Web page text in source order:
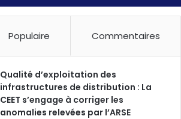
Populaire Commentaires
Qualité d’exploitation des
infrastructures de distribution : La
CEET s’engage à corriger les
anomalies relevées par l’ARSE